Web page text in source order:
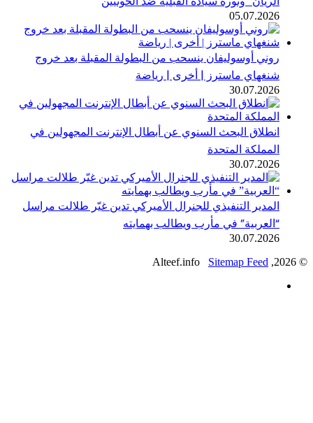
أوسوليفان ينسحب من البطولة المقبلة بعد خروج
ماسترز | أخرى | رياضة
البحث السنوي عن أبطال الإنترنت المجهولين في
المتحدة
التنفيذي للجنرال الأميركي تدين غيّر طلالت مراسل
في مأرب ويطالب بهمايته
Sitemap Feed